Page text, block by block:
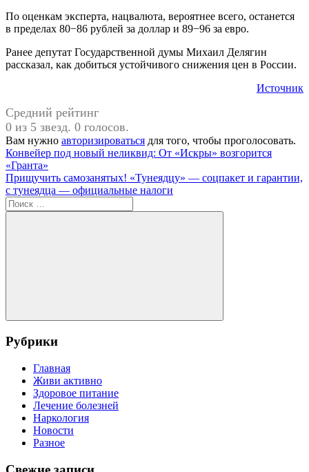
По оценкам эксперта, нацвалюта, вероятнее всего, останется
в пределах 80−86 рублей за доллар и 89−96 за евро.
Ранее депутат Государственной думы Михаил Делягин
рассказал, как добиться устойчивого снижения цен в России.
Источник
Средний рейтинг
0 из 5 звезд. 0 голосов.
Вам нужно авторизироваться для того, чтобы проголосовать.
#Россия
Навигация
по
записям
Предыдущая
запись:
Конвейер под новый неликвид: От «Искры» возгорится
«Гранта»
Следующая
запись:
Прищучить самозанятых! «Тунеядцу» — соцпакет и гарантии,
с тунеядца — официальные налоги
Поиск
для:
Поиск
Рубрики
Главная
Живи активно
Здоровое питание
Лечение болезней
Наркология
Новости
Разное